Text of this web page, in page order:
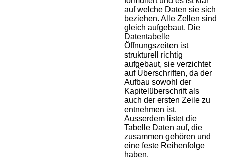
auf welche Daten sie sich
beziehen. Alle Zellen sind
gleich aufgebaut. Die
Datentabelle
Öffnungszeiten ist
strukturell richtig
aufgebaut, sie verzichtet
auf Überschriften, da der
Aufbau sowohl der
Kapitelüberschrift als
auch der ersten Zeile zu
entnehmen ist.
Ausserdem listet die
Tabelle Daten auf, die
zusammen gehören und
eine feste Reihenfolge
haben.